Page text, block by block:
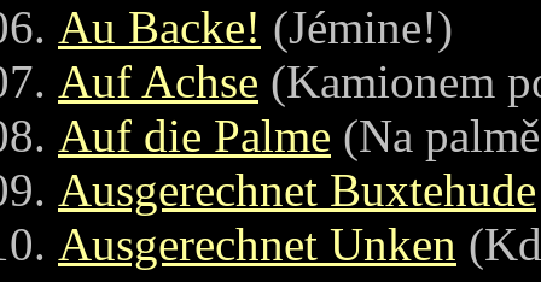
Au Backe! (Jémine!)
Auf Achse (Kamionem
Auf die Palme (Na
Ausgerechnet Buxtehude
Ausgerechnet Unken